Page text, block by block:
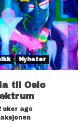
Nyheter
til Oslo
uker ago